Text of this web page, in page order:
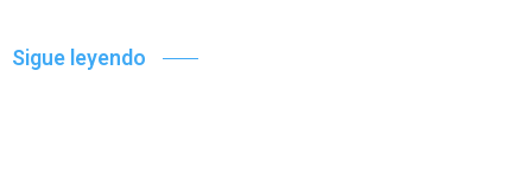
Sigue leyendo